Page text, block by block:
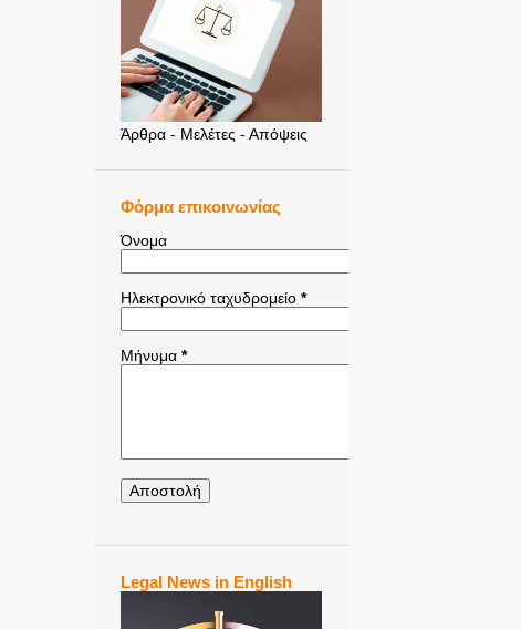
Άρθρα - Μελέτες - Απόψεις
Φόρμα επικοινωνίας
Όνομα
Ηλεκτρονικό ταχυδρομείο *
Μήνυμα *
Legal News in English